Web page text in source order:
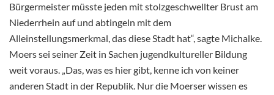
Bürgermeister müsste jeden mit stolzgeschwellter Brust am
Niederrhein auf und abtingeln mit dem
Alleinstellungsmerkmal, das diese Stadt hat“, sagte Michalke.
Moers sei seiner Zeit in Sachen jugendkultureller Bildung
weit voraus. „Das, was es hier gibt, kenne ich von keiner
anderen Stadt in der Republik. Nur die Moerser wissen es